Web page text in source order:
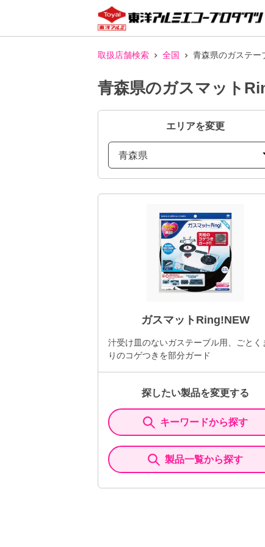
取扱店舗検索 全国 青森県のガステー
青森県のガスマット
エリアを変更
青森県
ガスマットRing!NEW
汁受け皿のないガステーブル用、ごとく
りのコゲつきを部分ガード
探したい製品を変更する
キーワードから探す
製品一覧から探す